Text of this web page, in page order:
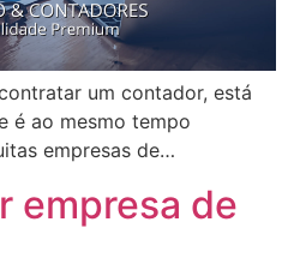
um contador, está
é ao mesmo tempo
empresas de…
empresa de